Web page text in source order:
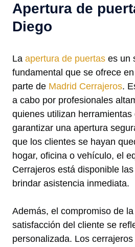
Apertura de
Diego
La apertura de puertas es un
fundamental que se ofrece en
parte de Madrid Cerrajeros.
a cabo por profesionales
quienes utilizan
garantizar una apertura
que los clientes se hayan
hogar, oficina o vehículo, el
Cerrajeros está disponible
brindar asistencia inmediata.
Además, el compromiso de
satisfacción del cliente se
personalizada. Los